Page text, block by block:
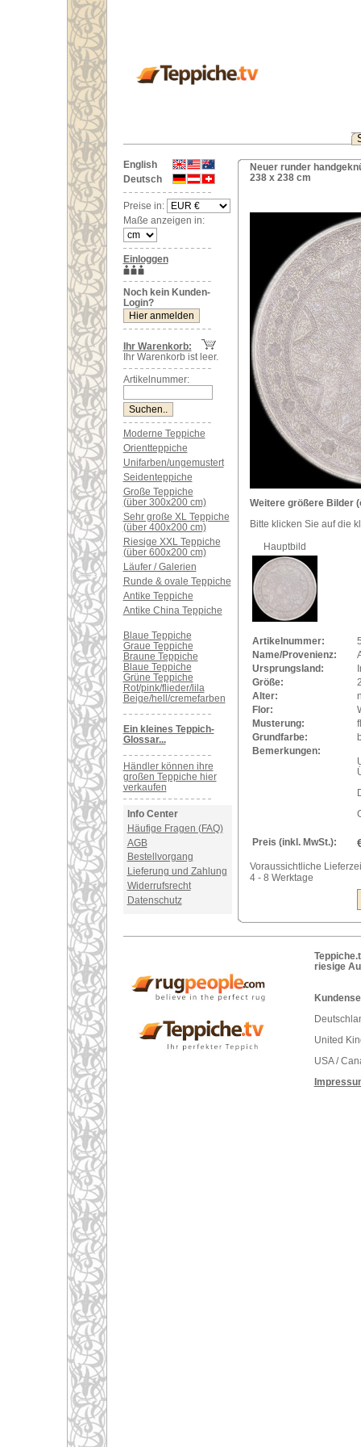
English
Deutsch
Preise in:
Maße anzeigen in:
Einloggen
Noch kein Kunden-
Login?
Ihr Warenkorb:
Ihr Warenkorb ist leer.
Artikelnummer:
Moderne Teppiche
Orientteppiche
Unifarben/ungemustert
Seidenteppiche
Große Teppiche
(über 300x200 cm)
Sehr große XL Teppiche
(über 400x200 cm)
Riesige XXL Teppiche
(über 600x200 cm)
Läufer / Galerien
Runde & ovale Teppiche
Antike Teppiche
Antike China Teppiche
Blaue Teppiche
Graue Teppiche
Braune Teppiche
Blaue Teppiche
Grüne Teppiche
Rot/pink/flieder/lila
Beige/hell/cremefarben
Ein kleines Teppich-
Glossar...
Händler können ihre
großen Teppiche hier
verkaufen
Info Center
Häufige Fragen (FAQ)
AGB
Bestellvorgang
Lieferung und Zahlung
Widerrufsrecht
Datenschutz
Neuer runder
238 x 238 cm
Weitere größere Bilder
Bitte klicken Sie auf die
Hauptbild
Artikelnummer:
Name/Provenienz:
Ursprungsland:
Größe:
Alter:
Flor:
Musterung:
Grundfarbe:
Bemerkungen:
Preis (inkl. MwSt.):
Voraussichtliche
4 - 8 Werktage
riesige
United
USA /